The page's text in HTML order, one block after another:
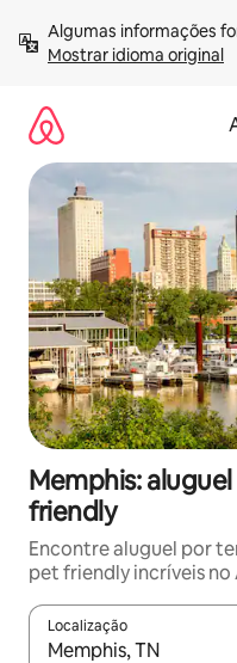
para
Mostrar idioma original
Memphis:
friendly
Encontre aluguel por
pet friendly incríveis no
Localização
Quando os resultados